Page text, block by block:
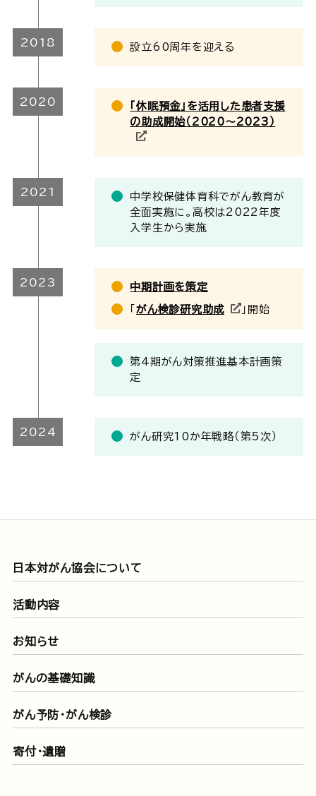
2018 設立60周年を迎える
2020
「休眠預金」を活用した患者支援
の助成開始（2020～2023）
2021
中学校保健体育科でがん教育が
全面実施に。高校は2022年度
入学生から実施
2023 中期計画を策定
「 がん検診研究助成 」開始
第4期がん対策推進基本計画策
定
2024 がん研究10か年戦略（第5次）
日本対がん協会について
活動内容
お知らせ
がんの基礎知識
がん予防・がん検診
寄付・遺贈